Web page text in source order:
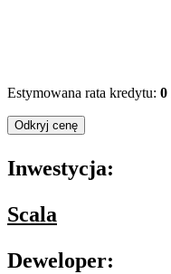
Estymowana rata kredytu: 0
Odkryj cenę
Inwestycja:
Scala
Deweloper: